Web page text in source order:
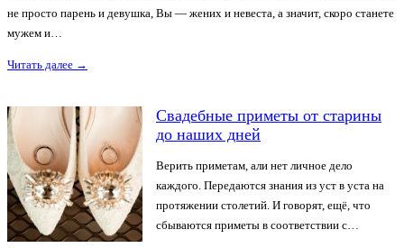
не просто парень и девушка, Вы — жених и невеста, а значит, скоро станете
мужем и…
Читать далее →
Свадебные приметы от старины
до наших дней
Верить приметам, али нет личное дело
каждого. Передаются знания из уст в уста на
протяжении столетий. И говорят, ещё, что
сбываются приметы в соответствии с…